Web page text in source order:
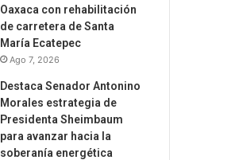
Oaxaca con rehabilitación
de carretera de Santa
María Ecatepec
Ago 7, 2026
Destaca Senador Antonino
Morales estrategia de
Presidenta Sheimbaum
para avanzar hacia la
soberanía energética